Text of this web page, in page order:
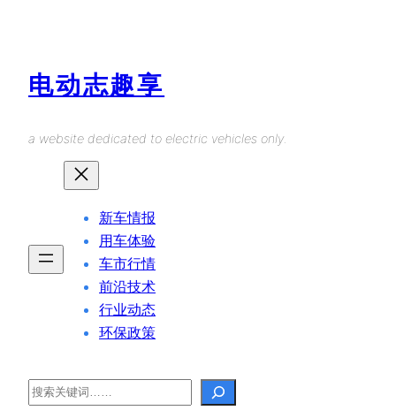
电动志趣享
a website dedicated to electric vehicles only.
新车情报
用车体验
车市行情
前沿技术
行业动态
环保政策
Search